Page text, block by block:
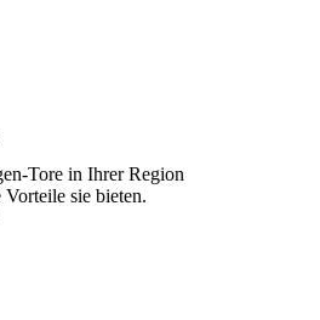
Tore in Ihrer Region
sie bieten.